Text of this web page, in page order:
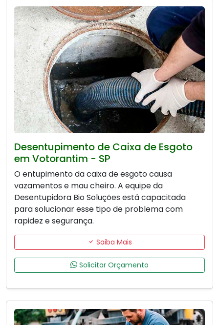
Desentupimento de Caixa de Esgoto
em Votorantim - SP
O entupimento da caixa de esgoto causa
vazamentos e mau cheiro. A equipe da
Desentupidora Bio Soluções está capacitada
para solucionar esse tipo de problema com
rapidez e segurança.
Saiba Mais
Solicitar Orçamento